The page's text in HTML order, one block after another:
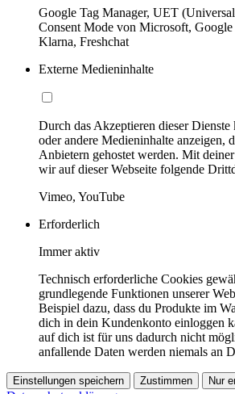
Google Tag Manager, UET
Consent Mode von Microsoft, Google
Klarna, Freshchat
Externe Medieninhalte
Durch das Akzeptieren dieser
oder andere Medieninhalte anzeigen,
Anbietern gehostet werden. Mit
wir auf dieser Webseite folgende
Vimeo, YouTube
Erforderlich
Immer aktiv
Technisch erforderliche Cookies
grundlegende Funktionen unserer
Beispiel dazu, dass du Produkte im
dich in dein Kundenkonto einloggen
auf dich ist für uns dadurch nicht
anfallende Daten werden niemals an
Einstellungen speichern Zustimmen Nur